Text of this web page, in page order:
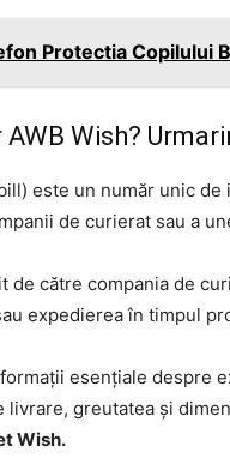
Protectia Copilului
Wish?
este un număr unic
de curierat sau a
de către compania de
expedierea în timpul
esențiale despre
livrare, greutatea și
Wish.